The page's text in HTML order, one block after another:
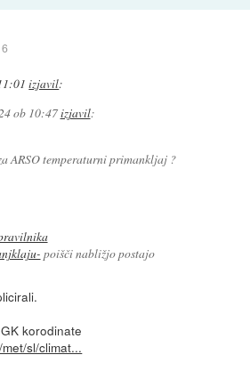
izjavil:
ob 10:47izjavil:
ARSO temperaturni primankljaj ?
poišči nabližjo postajo
korodinate
sl/climat...